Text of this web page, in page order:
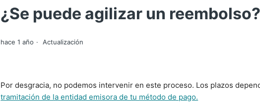
¿Se puede agilizar un reembolso?
hace 1 año Actualización
Por desgracia, no podemos intervenir en este proceso. Los plazos
tramitación de la entidad emisora de tu método de pago.